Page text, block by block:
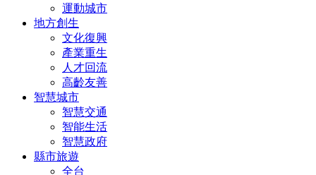
運動城市
地方創生
文化復興
產業重生
人才回流
高齡友善
智慧城市
智慧交通
智能生活
智慧政府
縣市旅遊
全台